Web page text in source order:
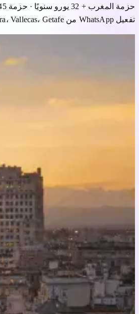
تفعيل WhatsApp من Lavapiés، Tetuán، Usera، Vallecas، Getafe.